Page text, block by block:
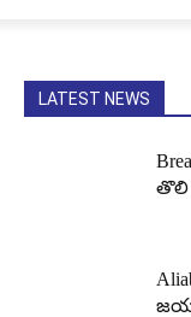
LATEST NEWS
తొలి